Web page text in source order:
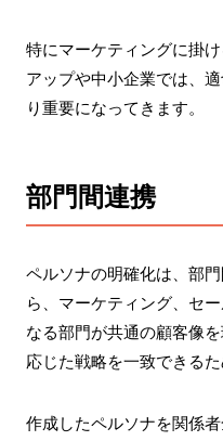
特にマーケティングに掛
アップや中小企業では、
り重要になってきます。
部門間連携
ペルソナの明確化は、部
ら、マーケティング、セ
なる部門が共通の顧客像
応じた戦略を一致できるた
作成したペルソナを関係